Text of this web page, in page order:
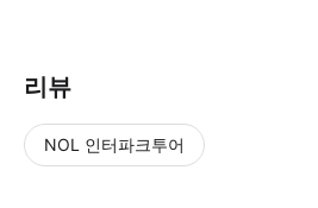
리뷰
NOL 인터파크투어